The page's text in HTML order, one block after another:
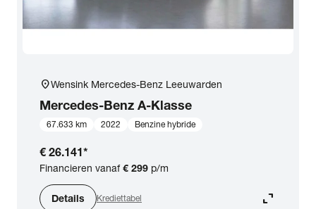
location_onWensink Mercedes-Benz Leeuwarden
Mercedes-Benz A-Klasse
67.633 km 2022 Benzine hybride
€ 26.141*
Financieren vanaf€ 299 p/m
Details Krediettabel expand_content